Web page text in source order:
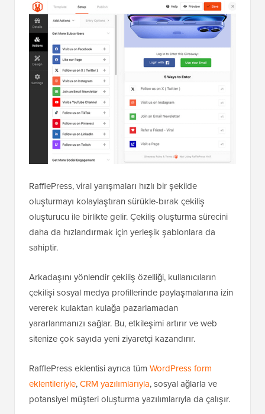
RafflePress, viral yarışmaları hızlı bir şekilde
oluşturmayı kolaylaştıran sürükle-bırak çekiliş
oluşturucu ile birlikte gelir. Çekiliş oluşturma sürecini
daha da hızlandırmak için yerleşik şablonlara da
sahiptir.
Arkadaşını yönlendir çekiliş özelliği, kullanıcıların
çekilişi sosyal medya profillerinde paylaşmalarına izin
vererek kulaktan kulağa pazarlamadan
yararlanmanızı sağlar. Bu, etkileşimi artırır ve web
sitenize çok sayıda yeni ziyaretçi kazandırır.
RafflePress eklentisi ayrıca tüm WordPress form
eklentileriyle,CRM yazılımlarıyla, sosyal ağlarla ve
potansiyel müşteri oluşturma yazılımlarıyla da çalışır.